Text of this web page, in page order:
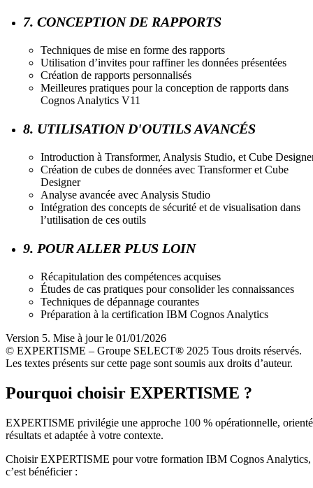
7. CONCEPTION DE RAPPORTS
Techniques de mise en forme des rapports
Utilisation d’invites pour raffiner les données présentées
Création de rapports personnalisés
Meilleures pratiques pour la conception de rapports dans
Cognos Analytics V11
8. UTILISATION D'OUTILS AVANCÉS
Introduction à Transformer, Analysis Studio, et Cube
Création de cubes de données avec Transformer et Cube
Designer
Analyse avancée avec Analysis Studio
Intégration des concepts de sécurité et de visualisation dans
l’utilisation de ces outils
9. POUR ALLER PLUS LOIN
Récapitulation des compétences acquises
Études de cas pratiques pour consolider les connaissances
Techniques de dépannage courantes
Préparation à la certification IBM Cognos Analytics
Version 5. Mise à jour le 01/01/2026
© EXPERTISME – Groupe SELECT® 2025 Tous droits réservés.
Les textes présents sur cette page sont soumis aux droits d’auteur.
Pourquoi choisir EXPERTISME ?
EXPERTISME privilégie une approche 100 % opérationnelle,
résultats et adaptée à votre contexte.
Choisir EXPERTISME pour votre formation IBM Cognos Analytics,
c’est bénéficier :